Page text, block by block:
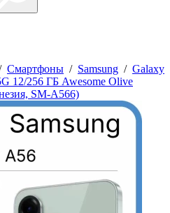
Смартфоны / Samsung / Galaxy
12/256 ГБ Awesome Olive
SM-A566)